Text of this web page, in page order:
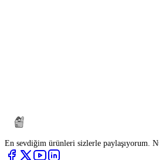
En sevdiğim ürünleri sizlerle paylaşıyorum.